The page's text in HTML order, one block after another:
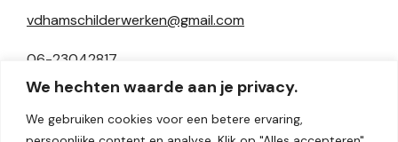
We hechten waarde aan je privacy.
We gebruiken cookies voor een betere ervaring,
vdhamschilderwerken@gmail.com
06-23042817